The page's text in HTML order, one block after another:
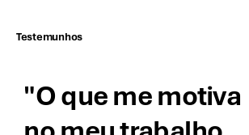
Testemunhos
"O que me motiva